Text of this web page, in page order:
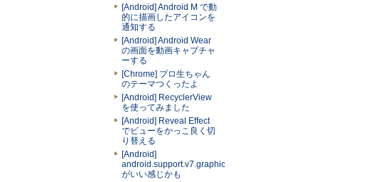
[Android] Android M で動
的に描画したアイコンを
通知する
[Android] Android Wear
の画面を動画キャプチャ
ーする
[Chrome] プロ生ちゃん
のテーマつくったよ
[Android] RecyclerView
を使ってみました
[Android] Reveal Effect
でビューをかっこ良く切
り替える
[Android]
android.support.v7.graphics.Palette
がいい感じかも